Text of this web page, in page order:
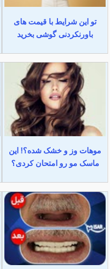
تو این شرایط با قیمت های
باورنکردنی گوشی بخرید
موهات وز و خشک شده؟! این
ماسک مو رو امتحان کردی؟